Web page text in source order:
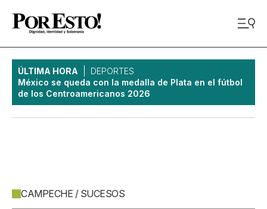
ÚLTIMA HORA
DEPORTES
México se queda con la medalla de Plata en el fútbol
de los Centroamericanos 2026
CAMPECHE / SUCESOS